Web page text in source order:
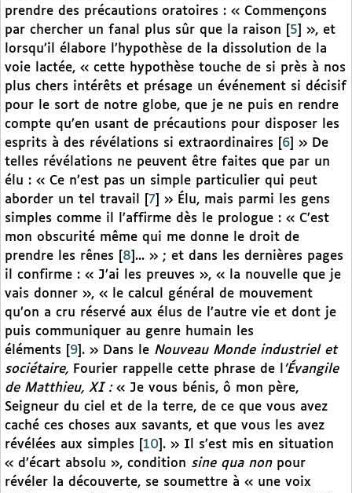
prendre des précautions oratoires : « Commençons
par chercher un fanal plus sûr que la raison
5
», et
lorsqu’il élabore l’hypothèse de la dissolution de la
voie lactée, « cette hypothèse touche de si près à nos
plus chers intérêts et présage un événement si décisif
pour le sort de notre globe, que je ne puis en rendre
compte qu’en usant de précautions pour disposer les
esprits à des révélations si extraordinaires
6
» De
telles révélations ne peuvent être faites que par un
élu : « Ce n’est pas un simple particulier qui peut
aborder un tel travail
7
» Élu, mais parmi les gens
simples comme il l’affirme dès le prologue : « C’est
mon obscurité même qui me donne le droit de
prendre les rênes
8 ... » ; et dans les dernières pages
il confirme : « J’ai les preuves », « la nouvelle que je
vais donner », « le calcul général de mouvement
qu’on a cru réservé aux élus de l’autre vie et dont je
puis communiquer au genre humain les
éléments
9 . » Dans le Nouveau Monde industriel et
sociétaire, Fourier rappelle cette phrase de l
’Évangile
de Matthieu, XI :« Je vous bénis, ô mon père,
Seigneur du ciel et de la terre, de ce que vous avez
caché ces choses aux savants, et que vous les avez
révélées aux simples
10 . » Il s’est mis en situation
« d’écart absolu », condition sine qua nonpour
révéler la découverte, se soumettre à « une voix